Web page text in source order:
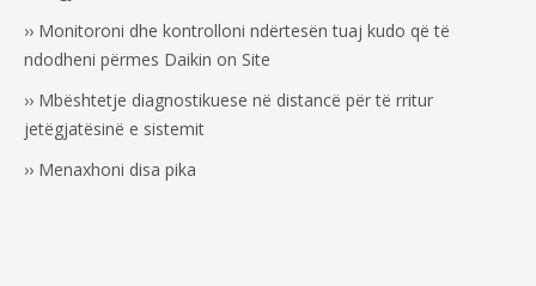
›› Monitoroni dhe kontrolloni ndërtesën tuaj kudo që të
ndodheni përmes Daikin on Site
›› Mbështetje diagnostikuese në distancë për të rritur
jetëgjatësinë e sistemit
›› Menaxhoni disa pika